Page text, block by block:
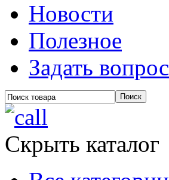
Новости
Полезное
Задать вопрос
Скрыть каталог